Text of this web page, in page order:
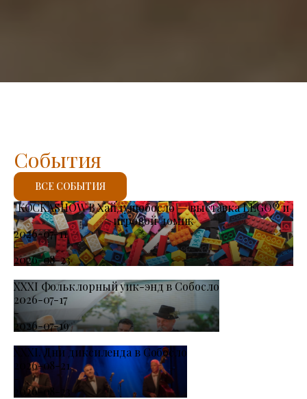
KOCKASHOW В Хайдушобосло — выставка LEGO® и
игровой домик
2026-07-11
-
2026-08-23
XXXI Фольклорный уик-энд в Собосло
2026-07-17
-
2026-07-19
XXXI. Дни диксиленда в Собосло
2026-08-21
-
2026-08-23
События
ВСЕ СОБЫТИЯ